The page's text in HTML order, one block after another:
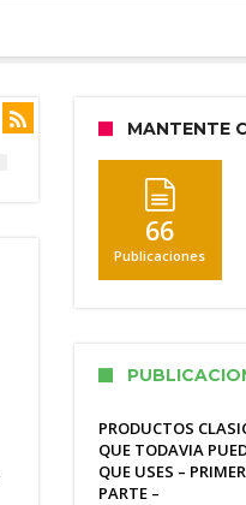
MANTENTE
66
Publicaciones
PRODUCTOS
QUE TODAVIA
QUE USES –
PARTE –